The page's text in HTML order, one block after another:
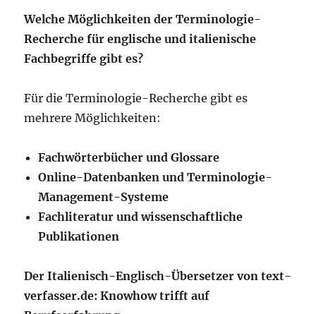
Welche Möglichkeiten der Terminologie-
Recherche für englische und italienische
Fachbegriffe gibt es?
Für die Terminologie-Recherche gibt es
mehrere Möglichkeiten:
Fachwörterbücher und Glossare
Online-Datenbanken und Terminologie-
Management-Systeme
Fachliteratur und wissenschaftliche
Publikationen
Der Italienisch-Englisch-Übersetzer von text-
verfasser.de: Knowhow trifft auf